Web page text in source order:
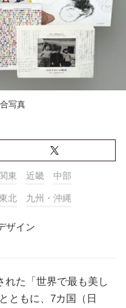
写真
関東 近畿 中部
北 九州・沖縄
ザイン
れた「世界で最も美し
ともに、7カ国（日